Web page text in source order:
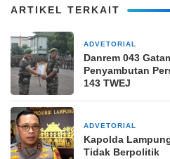
ARTIKEL TERKAIT
ADVETORIAL
Danrem 043
Penyambutan
143 TWEJ
ADVETORIAL
Kapolda
Tidak Berpolitik